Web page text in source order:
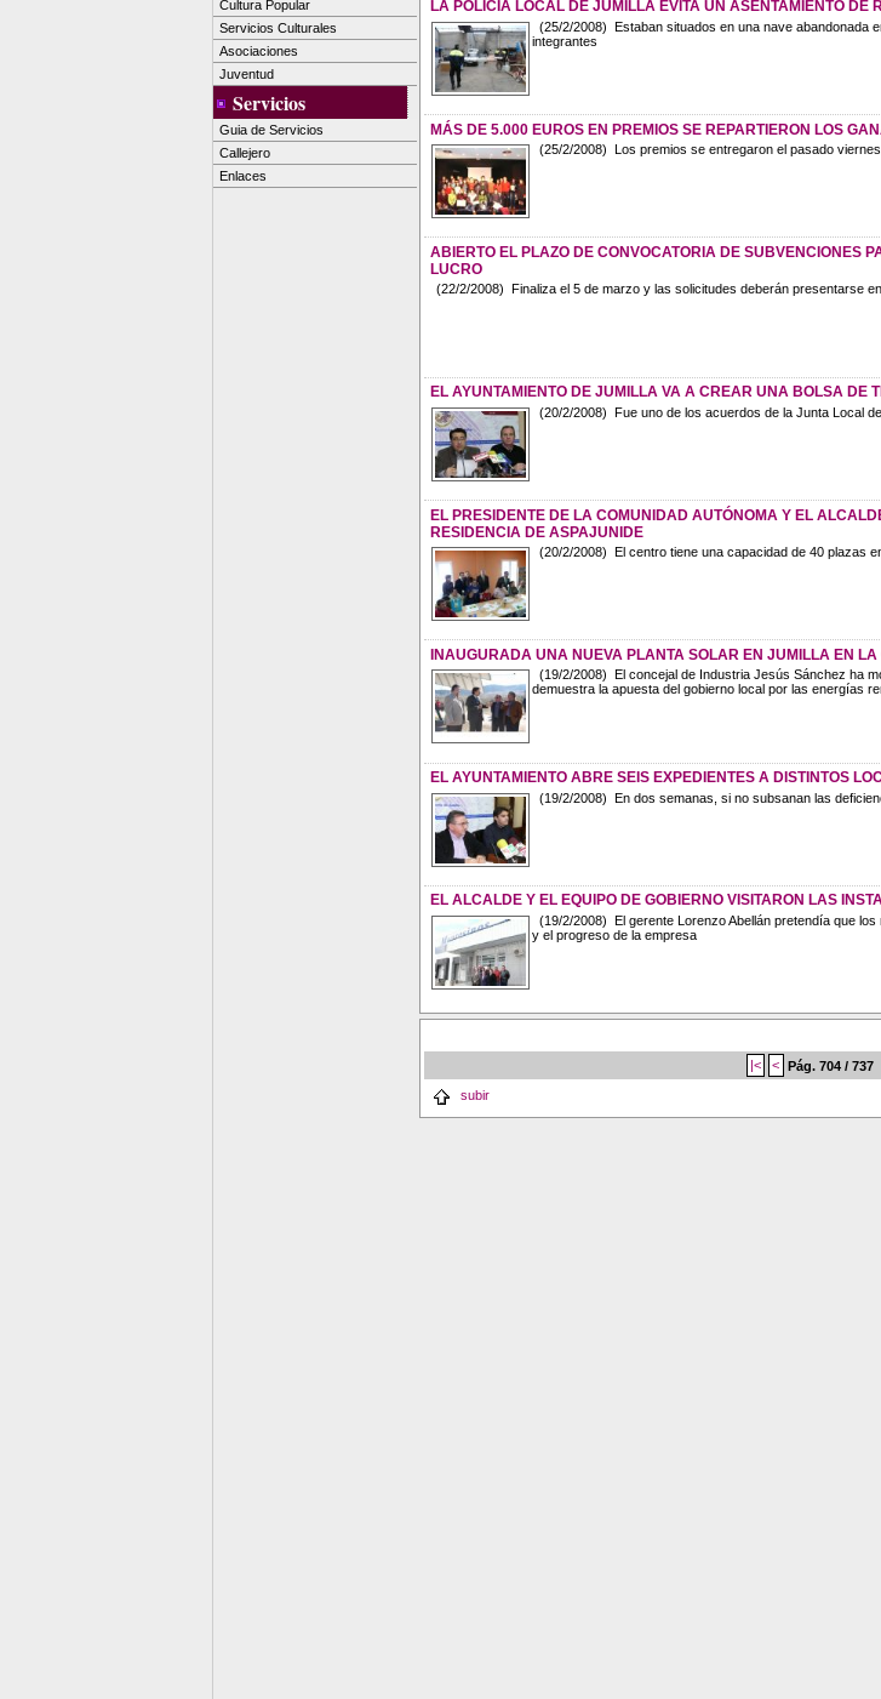
Cultura Popular
Servicios Culturales
Asociaciones
Juventud
Servicios
Guia de Servicios
Callejero
Enlaces
LA POLICÍA LOCAL DE JUMILLA EVITA UN ASENTAMIENTO DE
(25/2/2008) Estaban situados en una nave abandonada
integrantes
MÁS DE 5.000 EUROS EN PREMIOS SE REPARTIERON LOS
(25/2/2008) Los premios se entregaron el pasado
ABIERTO EL PLAZO DE CONVOCATORIA DE SUBVENCIONES
LUCRO
(22/2/2008) Finaliza el 5 de marzo y las solicitudes deberán presentarse
EL AYUNTAMIENTO DE JUMILLA VA A CREAR UNA BOLSA
(20/2/2008) Fue uno de los acuerdos de la Junta Local
EL PRESIDENTE DE LA COMUNIDAD AUTÓNOMA Y EL
RESIDENCIA DE ASPAJUNIDE
(20/2/2008) El centro tiene una capacidad de 40 plazas
INAUGURADA UNA NUEVA PLANTA SOLAR EN JUMILLA EN
(19/2/2008) El concejal de Industria Jesús Sánchez ha
demuestra la apuesta del gobierno local por las energías
EL AYUNTAMIENTO ABRE SEIS EXPEDIENTES A DISTINTOS
(19/2/2008) En dos semanas, si no subsanan las
EL ALCALDE Y EL EQUIPO DE GOBIERNO VISITARON LAS
(19/2/2008) El gerente Lorenzo Abellán pretendía que
y el progreso de la empresa
|< < Pág. 704 / 737
subir